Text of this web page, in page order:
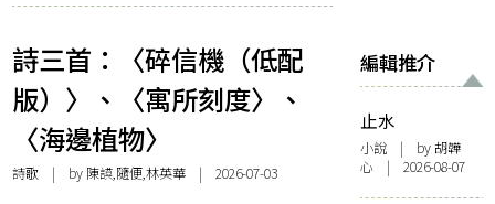
詩三首：〈碎信機（低配
版）〉、〈寓所刻度〉、
〈海邊植物〉
詩歌 | by 陳謨,隨便,林英華 | 2026-07-03
編輯推介
止水
小說 | by 胡韡
心 | 2026-08-07